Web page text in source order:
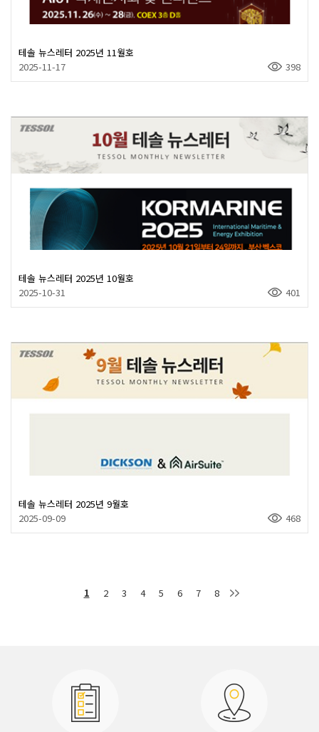
테솔 뉴스레터 2025년 11월호
2025-11-17
398
테솔 뉴스레터 2025년 10월호
2025-10-31
401
테솔 뉴스레터 2025년 9월호
2025-09-09
468
1 2 3 4 5 6 7 8